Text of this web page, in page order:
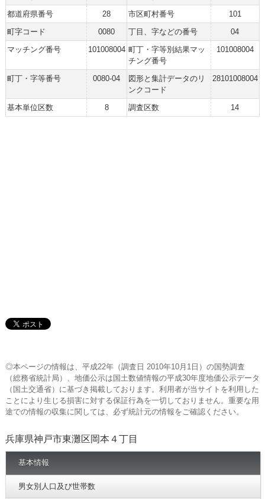
都道府県番号
28 市区町村番号
101
町字コード
0080 丁目、字などの番号
04
マッチング番号
101008004 町丁・字等別結果マッ
チング番号
101008004
町丁・字等番号 0080-04
図形と集計データのリ
ンクコード
28101008004
基本単位区数 8 調査区数 14
◎本ページの情報は、平成22年（調査日 2010年10月1日）の国勢調査
（総務省統計局）、地価公示は国土数値情報の平成30年度地価公示データ
（国土交通省）に基づき掲載しております。利用者が当サイトを利用した
ことにより生じる損害に対する保証行為を一切しておりません。重要な用
途での情報の収集に関しては、必ず統計元の情報をご確認ください。
兵庫県神戸市東灘区岡本４丁目
基本情報
男女別人口及び世帯数